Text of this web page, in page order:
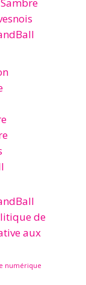
de
aux
numérique